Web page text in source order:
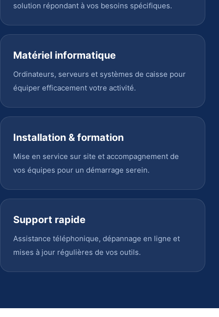
solution répondant à vos besoins spécifiques.
Matériel informatique
Ordinateurs, serveurs et systèmes de caisse pour
équiper efficacement votre activité.
Installation & formation
Mise en service sur site et accompagnement de
vos équipes pour un démarrage serein.
Support rapide
Assistance téléphonique, dépannage en ligne et
mises à jour régulières de vos outils.